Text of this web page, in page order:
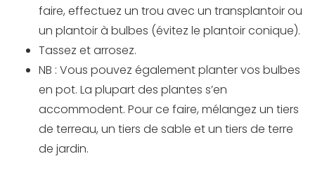
faire, effectuez un trou avec un transplantoir ou
un plantoir à bulbes (évitez le plantoir conique).
Tassez et arrosez.
NB : Vous pouvez également planter vos bulbes
en pot. La plupart des plantes s’en
accommodent. Pour ce faire, mélangez un tiers
de terreau, un tiers de sable et un tiers de terre
de jardin.